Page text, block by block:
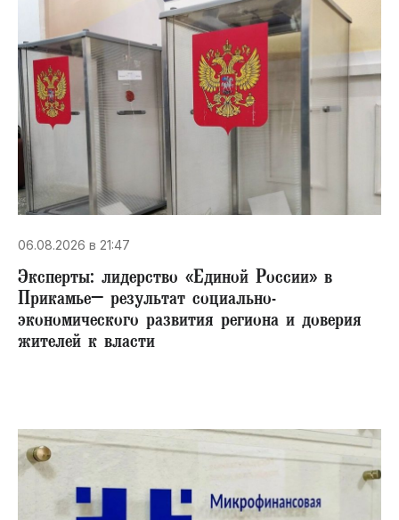
06.08.2026 в 21:47
Эксперты: лидерство «Единой России» в
Прикамье– результат социально-
экономического развития региона и доверия
жителей к власти